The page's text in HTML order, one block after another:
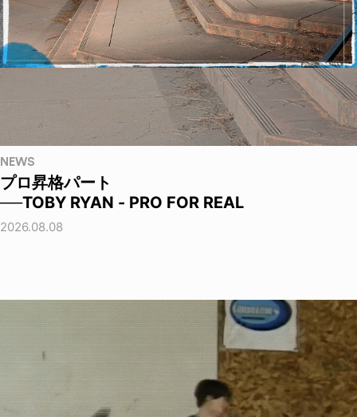
NEWS
プロ昇格パート
──TOBY RYAN - PRO FOR REAL
2026.08.08